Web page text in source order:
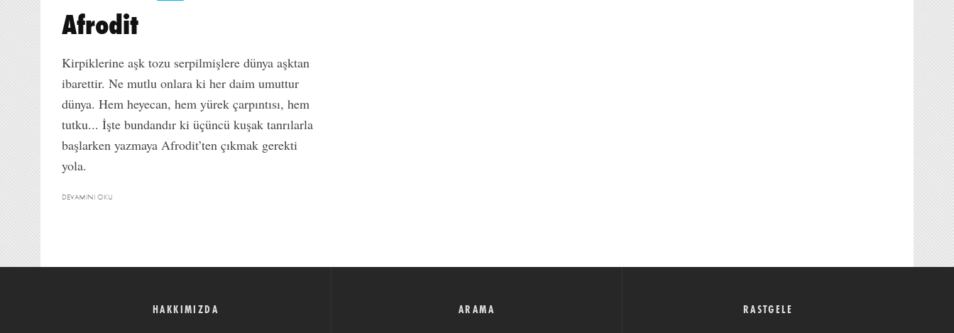
Afrodit
Kirpiklerine aşk tozu serpilmişlere dünya aşktan
ibarettir. Ne mutlu onlara ki her daim umuttur
dünya. Hem heyecan, hem yürek çarpıntısı, hem
tutku... İşte bundandır ki üçüncü kuşak tanrılarla
başlarken yazmaya Afrodit’ten çıkmak gerekti
yola.
DEVAMINI OKU
HAKKIMIZDA ARAMA RASTGELE